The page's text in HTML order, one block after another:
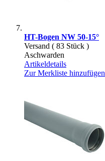
HT-Bogen NW 50-15°
Versand ( 83 Stück )
Aschwarden
Artikeldetails
Zur Merkliste hinzufügen